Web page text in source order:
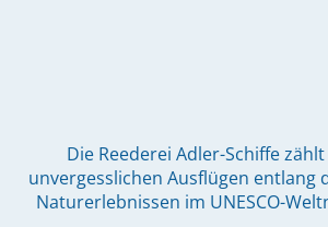
Die Reederei Adler-Schiffe
unvergesslichen Ausflügen
Naturerlebnissen im UNESCO-